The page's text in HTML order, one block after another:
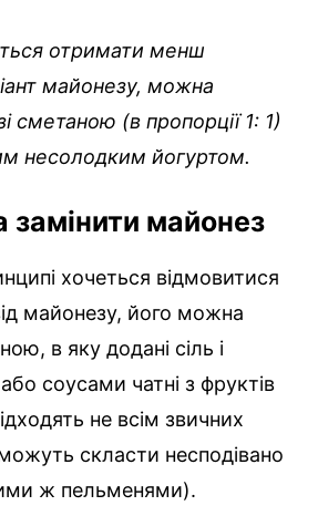
отримати менш
майонезу, можна
сметаною (в пропорції 1: 1)
несолодким йогуртом.
майонез
хочеться відмовитися
майонезу, його можна
в яку додані сіль і
соусами чатні з фруктів
не всім звичних
скласти несподівано
ж пельменями).